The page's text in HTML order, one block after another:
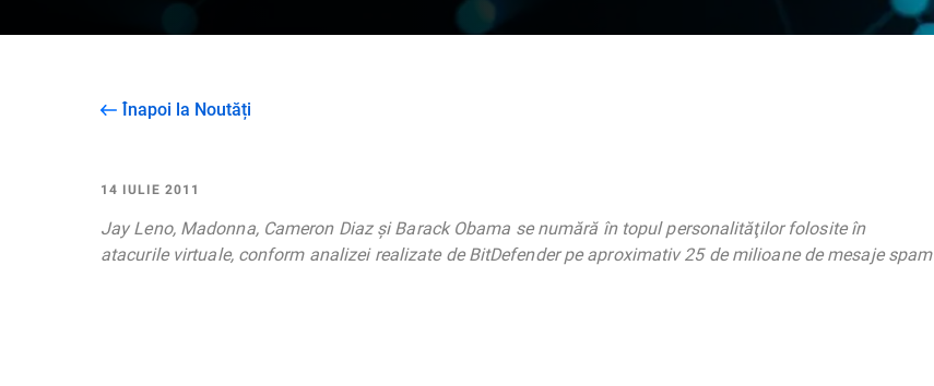
Înapoi la Noutăți
14 IULIE 2011
Jay Leno, Madonna, Cameron Diaz şi Barack Obama se numără în topul personalităţilor folosite în
atacurile virtuale, conform analizei realizate de BitDefender pe aproximativ 25 de milioane de mesaje spam